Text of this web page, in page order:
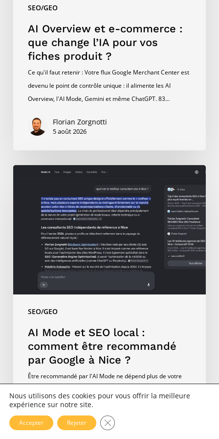
SEO/GEO
fiches
produit
AI Overview et e-commerce :
que change l’IA pour vos
fiches produit ?
Ce qu'il faut retenir : Votre flux Google Merchant Center est
devenu le point de contrôle unique : il alimente les AI
Overview, l'AI Mode, Gemini et même ChatGPT. 83…
Florian Zorgnotti
5 août 2026
SEO/GEO
comment
recommandé
NiceAI Mode et SEO local :
comment être recommandé
par Google à Nice ?
Être recommandé par l'AI Mode ne dépend plus de votre
locales montre que 28,5 % des entreprises présentes
dans…
Nous utilisons des cookies pour vous offrir la meilleure
expérience sur notre site.
Accepter Rejeter Fermer la bannière des cookies